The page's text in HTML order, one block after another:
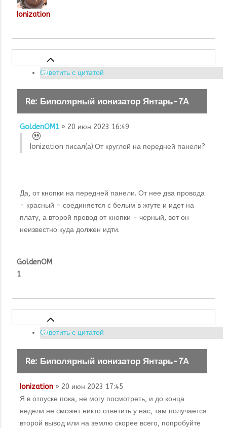
Ionization
Ответить с цитатой
Re: Биполярный ионизатор Янтарь-7А
GoldenOM1 » 20 июн 2023 16:49
Ionization писал(а):От круглой на передней панели?
Да, от кнопки на передней панели. От нее два провода
- красный - соединяется с белым в жгуте и идет на
плату, а второй провод от кнопки - черный, вот он
неизвестно куда должен идти.
GoldenOM
1
Ответить с цитатой
Re: Биполярный ионизатор Янтарь-7А
Ionization » 20 июн 2023 17:45
Я в отпуске пока, не могу посмотреть, и до конца
недели не сможет никто ответить у нас, там получается
второй вывод или на землю скорее всего, попробуйте